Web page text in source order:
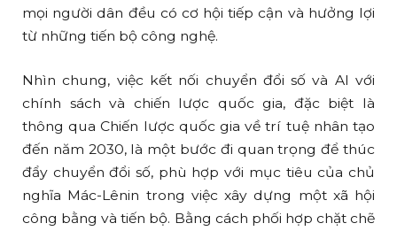
mọi người dân đều có cơ hội tiếp cận và hưởng lợi
từ những tiến bộ công nghệ.
Nhìn chung, việc kết nối chuyển đổi số và AI với
chính sách và chiến lược quốc gia, đặc biệt là
thông qua Chiến lược quốc gia về trí tuệ nhân tạo
đến năm 2030, là một bước đi quan trọng để thúc
đẩy chuyển đổi số, phù hợp với mục tiêu của chủ
nghĩa Mác-Lênin trong việc xây dựng một xã hội
công bằng và tiến bộ. Bằng cách phối hợp chặt chẽ